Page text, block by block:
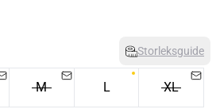
Storleksguide
M L XL